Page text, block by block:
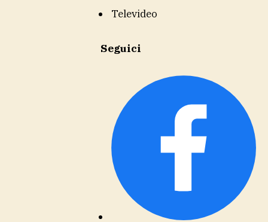
Televideo
Seguici